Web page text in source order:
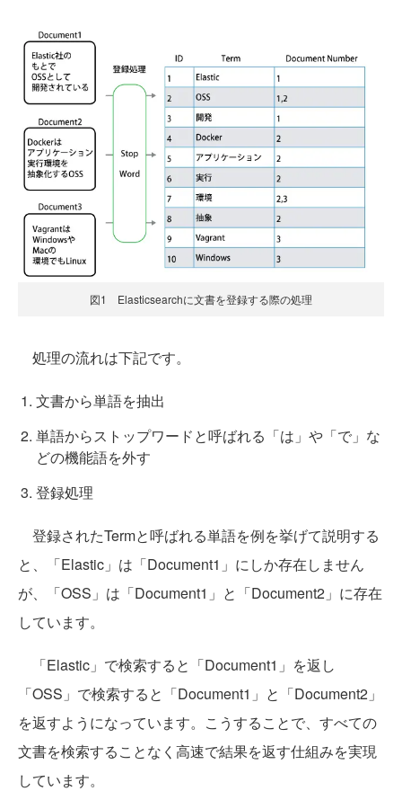
図1 Elasticsearchに文書を登録する際の処理
処理の流れは下記です。
文書から単語を抽出
単語からストップワードと呼ばれる「は」や「で」な
どの機能語を外す
登録処理
登録されたTermと呼ばれる単語を例を挙げて説明する
と、「Elastic」は「Document1」にしか存在しません
が、「OSS」は「Document1」と「Document2」に存在
しています。
「Elastic」で検索すると「Document1」を返し
「OSS」で検索すると「Document1」と「Document2」
を返すようになっています。こうすることで、すべての
文書を検索することなく高速で結果を返す仕組みを実現
しています。